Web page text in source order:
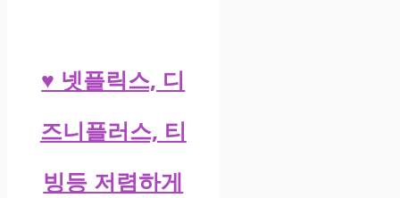
♥ 넷플릭스, 디
즈니플러스, 티
빙등 저렴하게